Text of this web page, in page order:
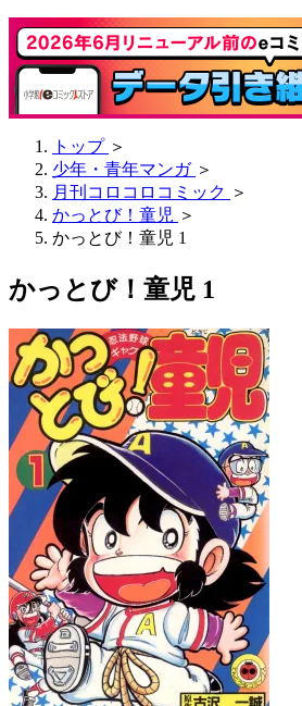
トップ ＞
少年・青年マンガ ＞
月刊コロコロコミック ＞
かっとび！童児 ＞
かっとび！童児 1
かっとび！童児 1